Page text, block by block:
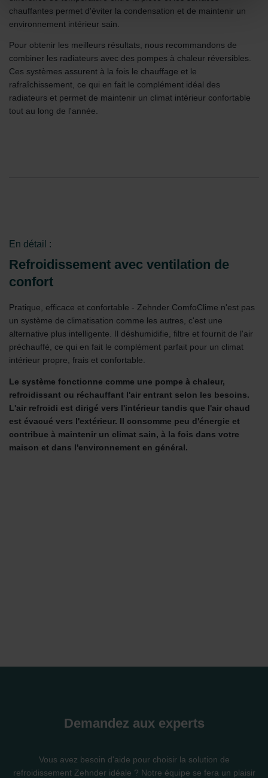
widerrufen.
Zehnder Group AG: Data Privacy
Zehnder Group België nv/sa: Déclarations de confidentialité
Zehnder Group Czech Republic s.r.o.: Zásady ochrany
osobních údajů
Zehnder Group France: Protection des données
Zehnder Group Ibérica SAU: Política de privacidad
chauffantes permet d'éviter la condensation et de maintenir un
environnement intérieur sain.
Pour obtenir les meilleurs résultats, nous recommandons de
combiner les radiateurs avec des pompes à chaleur réversibles.
Ces systèmes assurent à la fois le chauffage et le
rafraîchissement, ce qui en fait le complément idéal des
radiateurs et permet de maintenir un climat intérieur confortable
tout au long de l'année.
En détail :
Refroidissement avec ventilation de
confort
Pratique, efficace et confortable - Zehnder ComfoClime n'est pas
un système de climatisation comme les autres, c'est une
alternative plus intelligente. Il déshumidifie, filtre et fournit de l'air
préchauffé, ce qui en fait le complément parfait pour un climat
intérieur propre, frais et confortable.
Le système fonctionne comme une pompe à chaleur,
refroidissant ou réchauffant l'air entrant selon les besoins.
L'air refroidi est dirigé vers l'intérieur tandis que l'air chaud
est évacué vers l'extérieur. Il consomme peu d'énergie et
contribue à maintenir un climat sain, à la fois dans votre
maison et dans l'environnement en général.
Demandez aux experts
Vous avez besoin d'aide pour choisir la solution de
refroidissement Zehnder idéale ? Notre équipe se fera un plaisir